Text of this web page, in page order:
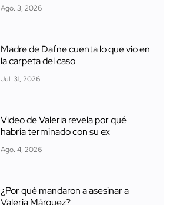
Ago. 3, 2026
Madre de Dafne cuenta lo que vio en
la carpeta del caso
Jul. 31, 2026
Video de Valeria revela por qué
habría terminado con su ex
Ago. 4, 2026
¿Por qué mandaron a asesinar a